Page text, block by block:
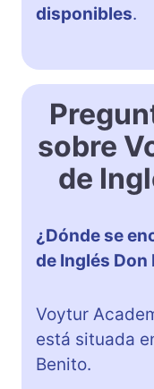
disponibles.
sobre
de
¿Dónde se
de Inglés Don
Voytur
está situada
Benito.